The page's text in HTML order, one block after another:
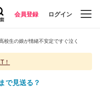
会員登録 ログイン
校生の娘が情緒不安定ですぐ泣く
！
で見送る？